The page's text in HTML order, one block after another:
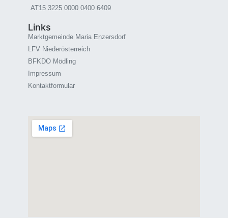
AT15 3225 0000 0400 6409
Links
Marktgemeinde Maria Enzersdorf
LFV Niederösterreich
BFKDO Mödling
Impressum
Kontaktformular